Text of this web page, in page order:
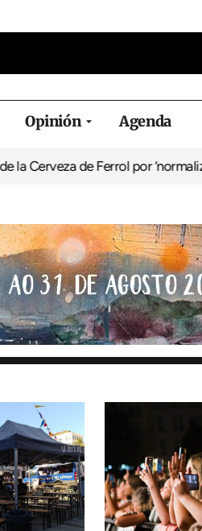
Opinión Agenda
Ferrol por ‘normalizar’ el